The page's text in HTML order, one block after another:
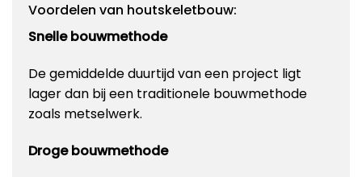
Voordelen van houtskeletbouw:
Snelle bouwmethode
De gemiddelde duurtijd van een project ligt
lager dan bij een traditionele bouwmethode
zoals metselwerk.
Droge bouwmethode